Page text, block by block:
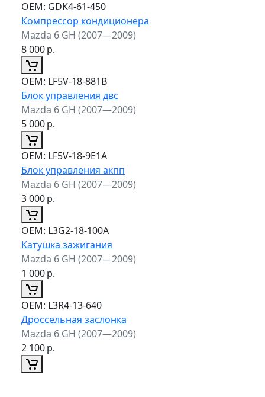
ОЕМ: GDK4-61-450
Компрессор кондиционера
Mazda 6 GH (2007—2009)
8 000р.
ОЕМ: LF5V-18-881B
Блок управления двс
Mazda 6 GH (2007—2009)
5 000р.
ОЕМ: LF5V-18-9E1A
Блок управления акпп
Mazda 6 GH (2007—2009)
3 000р.
ОЕМ: L3G2-18-100A
Катушка зажигания
Mazda 6 GH (2007—2009)
1 000р.
ОЕМ: L3R4-13-640
Дроссельная заслонка
Mazda 6 GH (2007—2009)
2 100р.